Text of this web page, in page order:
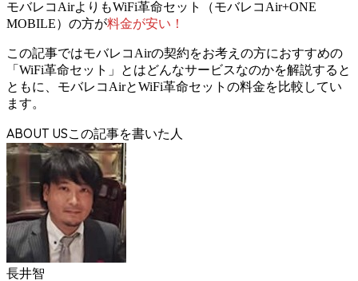
モバレコAirよりもWiFi革命セット（モバレコAir+ONE
MOBILE）の方が料金が安い！
この記事ではモバレコAirの契約をお考えの方におすすめの
「WiFi革命セット」とはどんなサービスなのかを解説すると
ともに、モバレコAirとWiFi革命セットの料金を比較してい
ます。
ABOUT US
長井智